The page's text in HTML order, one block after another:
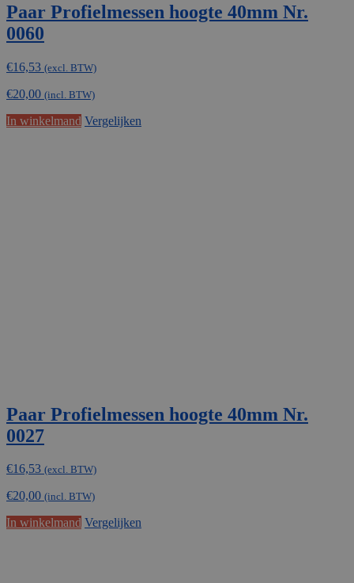
Paar Profielmessen hoogte 40mm Nr.
0060
€16,53 (excl. BTW)
€20,00 (incl. BTW)
In winkelmand Vergelijken
Paar Profielmessen hoogte 40mm Nr.
0027
€16,53 (excl. BTW)
€20,00 (incl. BTW)
In winkelmand Vergelijken